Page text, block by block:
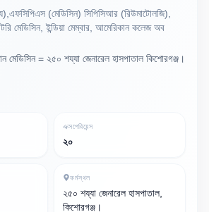
(মেডিসিন) সিপিসিআর (রিউমাটোলজি),
মেডিসিন, ইন্ডিয়া মেম্বার, আমেরিকান কলেজ অব
মেডিসিন = ২৫০ শয্যা জেনারেল হাসপাতাল কিশোরগঞ্জ।
এক্সপেরিয়েন্স
২০
কর্মস্থল
২৫০ শয্যা জেনারেল হাসপাতাল,
কিশোরগঞ্জ।